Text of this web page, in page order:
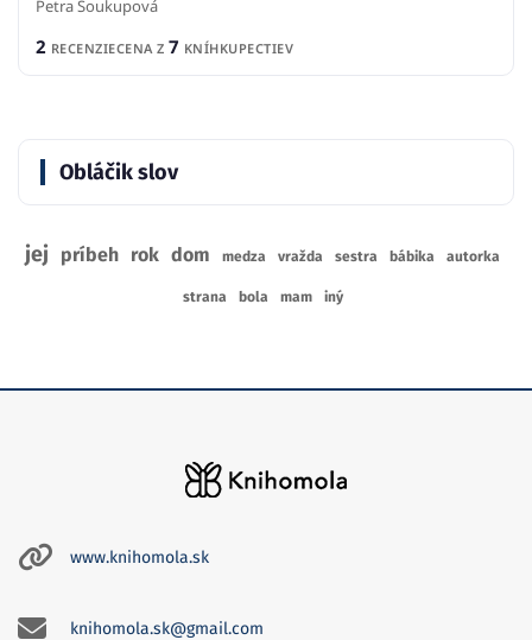
Petra Soukupová
2 RECENZIECENA Z 7 KNÍHKUPECTIEV
Obláčik slov
jej príbeh rok dom medza vražda sestra bábika autorka
strana bola mam iný
www.knihomola.sk
knihomola.sk@gmail.com